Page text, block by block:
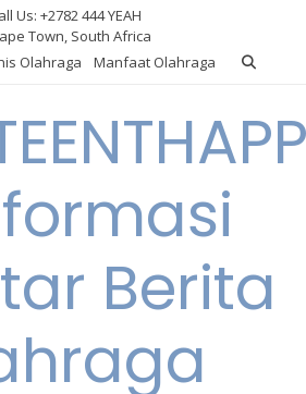
Us: +2782 444 YEAH
Town, South Africa
Olahraga Manfaat Olahraga
Berita